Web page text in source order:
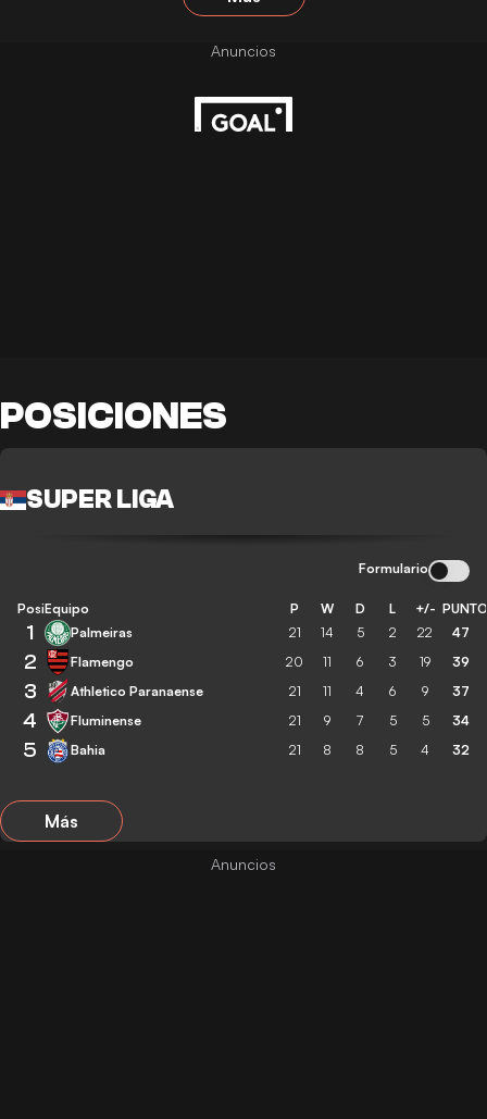
POSICIONES
SUPER LIGA
Formulario
Posición
Equipo P W D L +/-
1 Palmeiras 21 14 5 2 22 47
2 Flamengo 20 11 6 3 19 39
3 Athletico Paranaense 21 11 4 6 9 37
4 Fluminense 21 9 7 5 5 34
5 Bahia 21 8 8 5 4 32
Más